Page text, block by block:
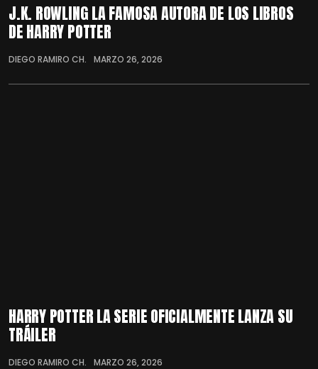
J.K. ROWLING LA FAMOSA AUTORA DE LOS LIBROS
DE HARRY POTTER
DIEGO RAMIRO CH. MARZO 26, 2026
HARRY POTTER LA SERIE OFICIALMENTE LANZA SU
TRÁILER
DIEGO RAMIRO CH. MARZO 26, 2026